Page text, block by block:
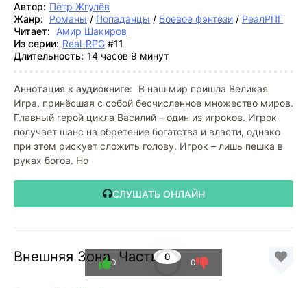
Автор: Пётр Жгулёв
Жанр:
Романы / Попаданцы / Боевое фэнтези / РеалРПГ
Читает:
Амир Шакиров
Из серии: Real-RPG #11
Длительность: 14 часов 9 минут
Аннотация к аудиокниге:
В наш мир пришла Великая
Игра, принёсшая с собой бесчисленное множество миров.
Главный герой цикла Василий – один из игроков. Игрок
получает шанс на обретение богатства и власти, однако
при этом рискует сложить голову. Игрок – лишь пешка в
руках богов. Но
СЛУШАТЬ ОНЛАЙН
Внешняя Зона. Часть 2
0
0 0